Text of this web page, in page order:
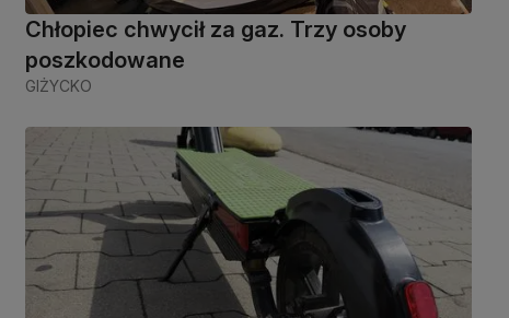
Chłopiec chwycił za gaz. Trzy osoby
poszkodowane
GIŻYCKO